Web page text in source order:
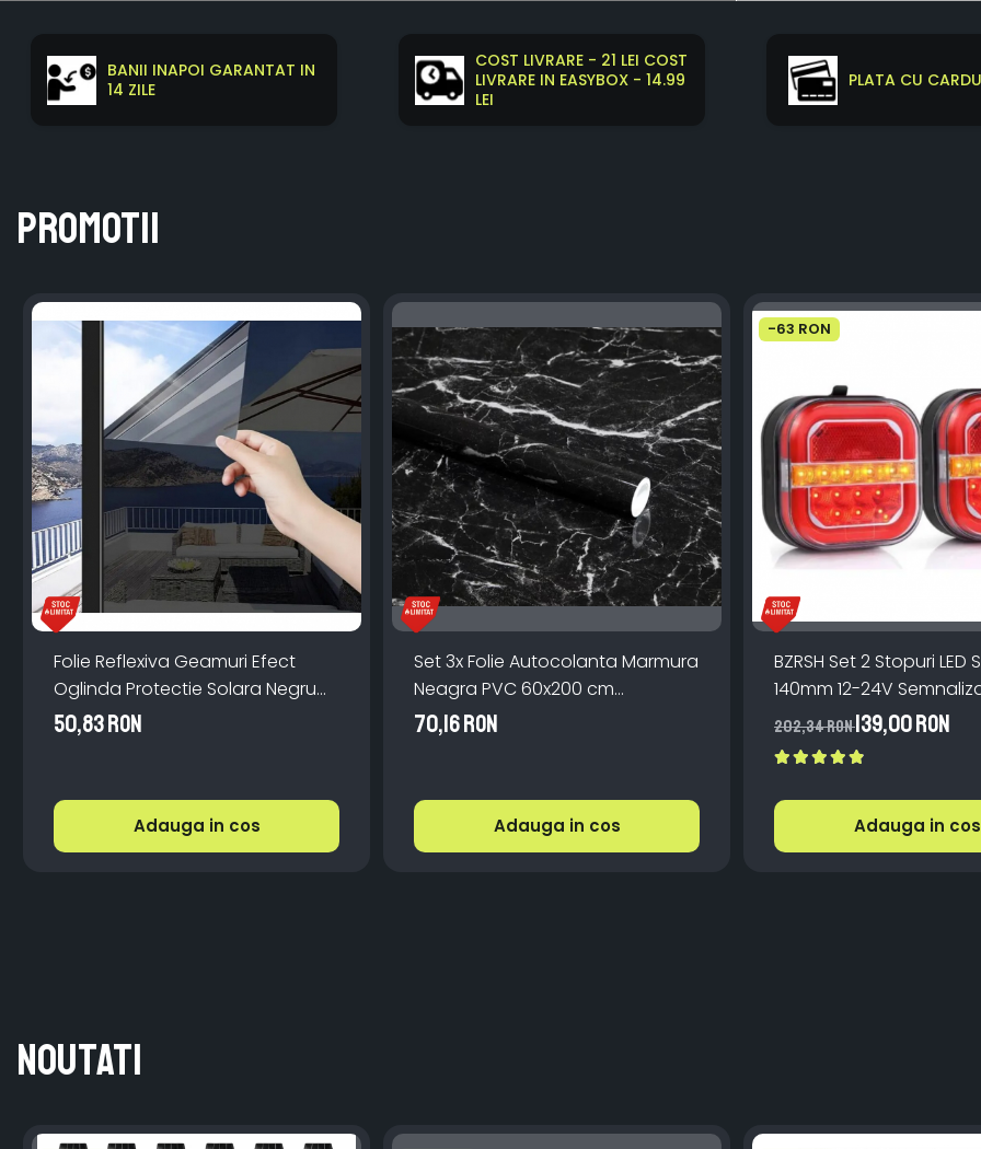
BANII INAPOI GARANTAT IN
14 ZILE
COST LIVRARE - 21 LEI COST
LIVRARE IN EASYBOX - 14.99
LEI
PLATA CU
Promotii
Folie Reflexiva Geamuri Efect
Oglinda Protectie Solara Negru
45x300 cm
50,83 RON
Adauga in cos
Set 3x Folie Autocolanta Marmura
Neagra PVC 60x200 cm
Rezistenta la Apa
70,16 RON
Adauga in cos
-63 RON
BZRSH Set 2 Stopuri LED
140mm 12-24V
Dinamica Pozitie STOP
Galben Alb
202,34 RON139,00 RON
Adauga in cos
Noutati